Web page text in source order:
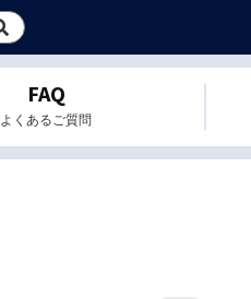
FAQ
よくあるご質問